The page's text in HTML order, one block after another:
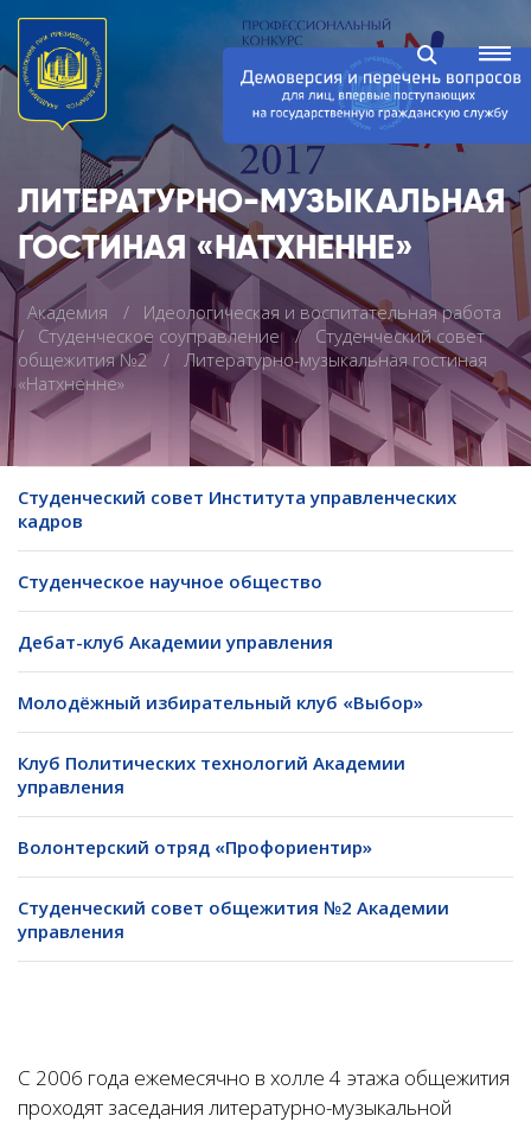
ЛИТЕРАТУРНО-МУЗЫКАЛЬНАЯ
ГОСТИНАЯ «НАТХНЕННЕ»
Академия
Идеологическая и воспитательная работа
Студенческое соуправление
Студенческий совет
общежития №2
Литературно-музыкальная гостиная
«Натхненне»
Студенческий совет Института управленческих
кадров
Студенческое научное общество
Дебат-клуб Академии управления
Молодёжный избирательный клуб «Выбор»
Клуб Политических технологий Академии
управления
Волонтерский отряд «Профориентир»
Студенческий совет общежития №2 Академии
управления
С 2006 года ежемесячно в холле 4 этажа общежития
проходят заседания литературно-музыкальной